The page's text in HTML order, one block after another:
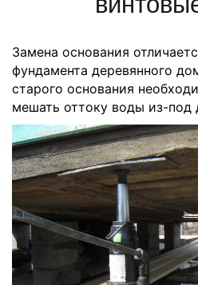
Замена основания
фундамента деревянного
старого основания
мешать оттоку воды из-под